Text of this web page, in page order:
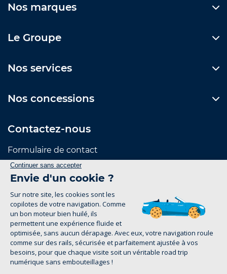
Nos marques
Le Groupe
Nos services
Nos concessions
Contactez-nous
Formulaire de contact
Suivez-nous
Mentions Légales
Politique de confidentialité
groupe-legrand.fr 2026
1